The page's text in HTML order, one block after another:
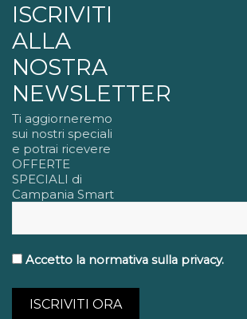
ISCRIVITI
ALLA
NOSTRA
NEWSLETTER
Ti aggiorneremo
sui nostri speciali
e potrai ricevere
OFFERTE
SPECIALI di
Campania Smart
Accetto la normativa sulla privacy.